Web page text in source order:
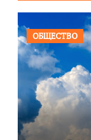
ОБЩЕСТВО